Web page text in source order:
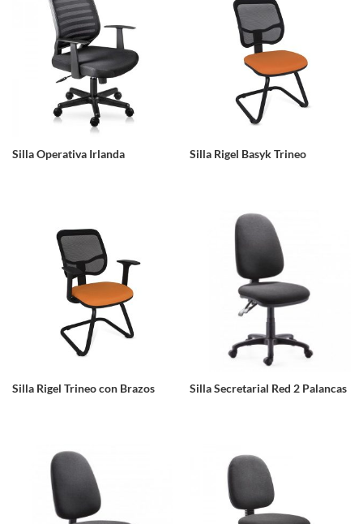
Silla Operativa Irlanda Silla Rigel Basyk Trineo
Silla Rigel Trineo con Brazos Silla Secretarial Red 2 Palancas